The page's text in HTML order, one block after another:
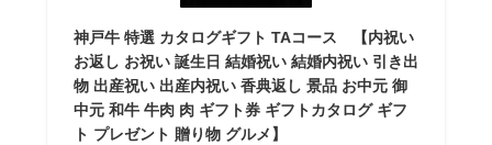
神戸牛 特選 カタログギフト TAコース 【内祝い
お返し お祝い 誕生日 結婚祝い 結婚内祝い 引き出
物 出産祝い 出産内祝い 香典返し 景品 お中元 御
中元 和牛 牛肉 肉 ギフト券 ギフトカタログ ギフ
ト プレゼント 贈り物 グルメ】